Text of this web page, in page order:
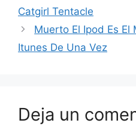
Catgirl Tentacle
Muerto El Ipod Es El
Itunes De Una Vez
Deja un